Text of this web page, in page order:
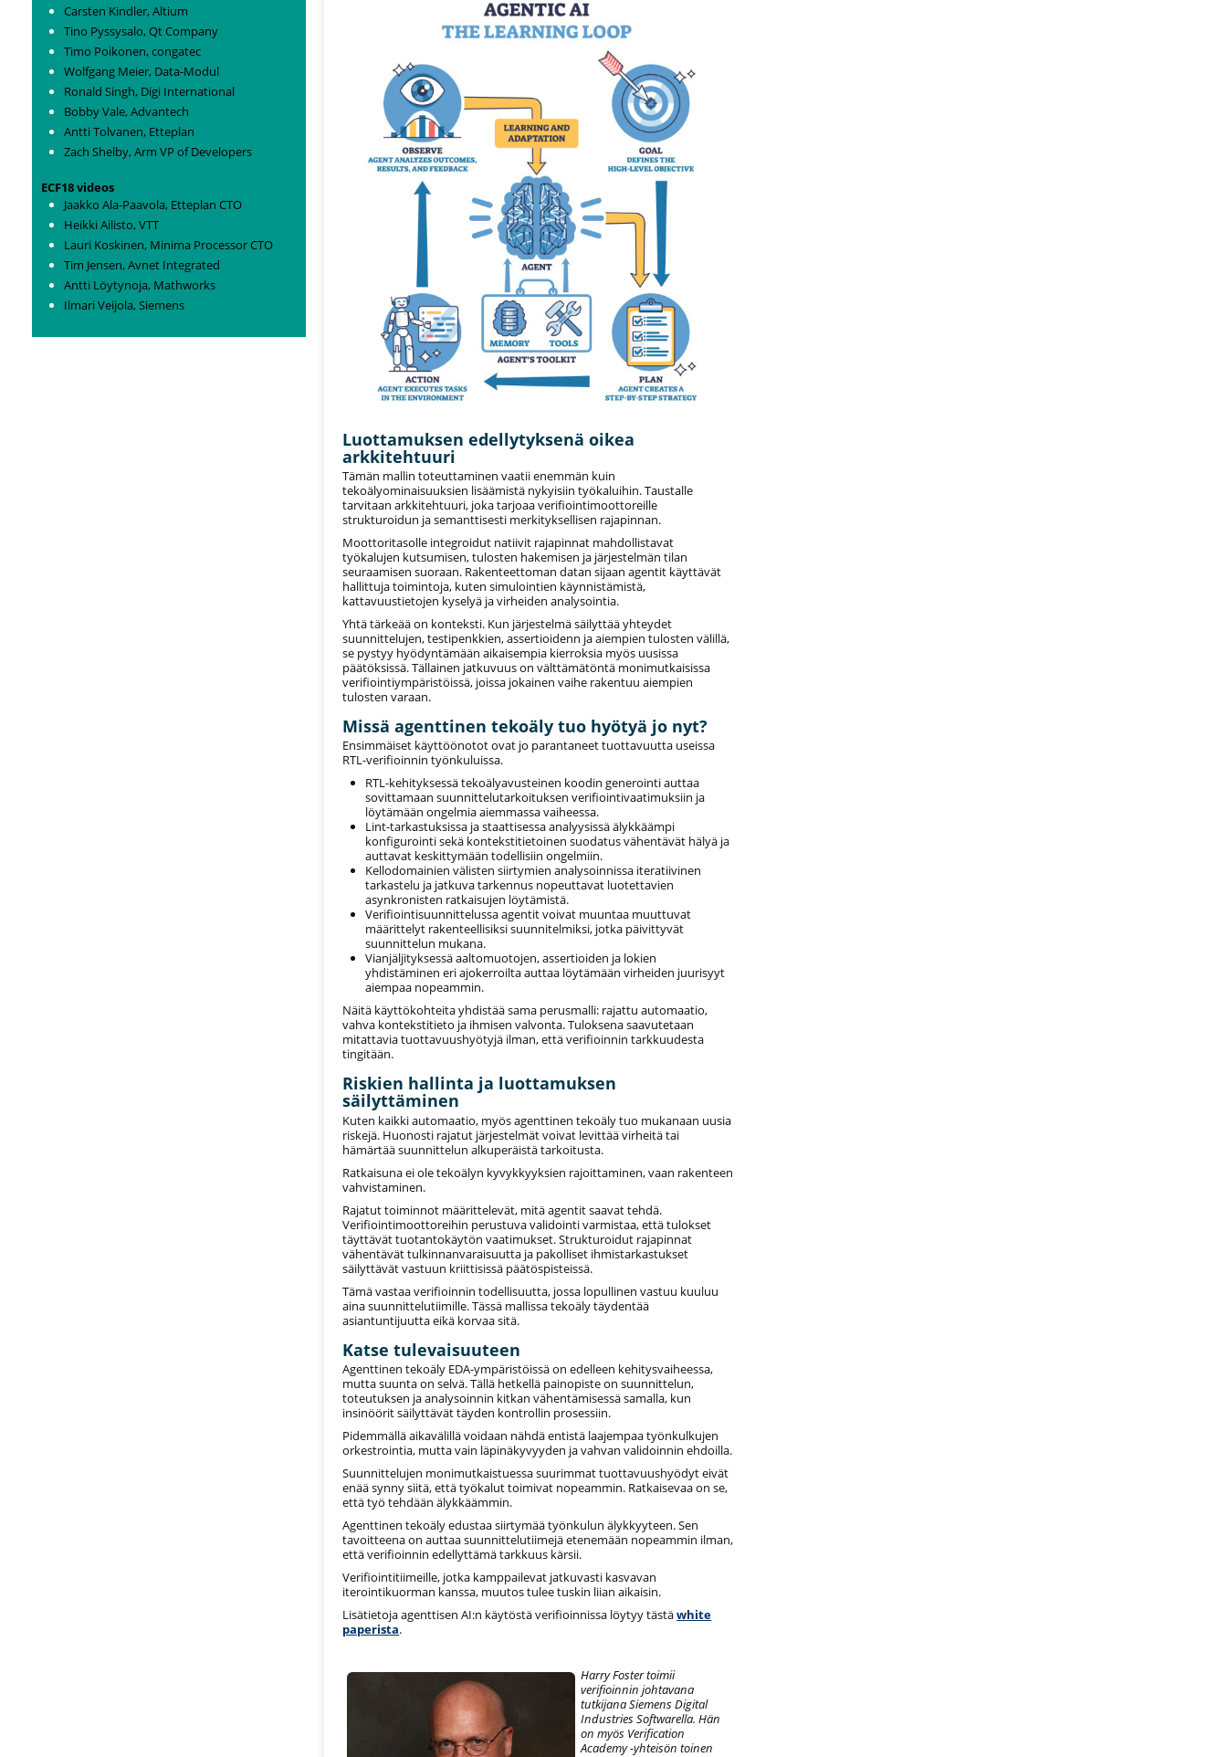
Carsten Kindler, Altium
Tino Pyssysalo, Qt Company
Timo Poikonen, congatec
Wolfgang Meier, Data-Modul
Ronald Singh, Digi International
Bobby Vale, Advantech
Antti Tolvanen, Etteplan
Zach Shelby, Arm VP of Developers
ECF18 videos
Jaakko Ala-Paavola, Etteplan CTO
Heikki Ailisto, VTT
Lauri Koskinen, Minima Processor CTO
Tim Jensen, Avnet Integrated
Antti Löytynoja, Mathworks
Ilmari Veijola, Siemens
Luottamuksen edellytyksenä oikea
arkkitehtuuri
Tämän mallin toteuttaminen vaatii enemmän kuin
tekoälyominaisuuksien lisäämistä nykyisiin työkaluihin. Taustalle
tarvitaan arkkitehtuuri, joka tarjoaa verifiointimoottoreille
strukturoidun ja semanttisesti merkityksellisen rajapinnan.
Moottoritasolle integroidut natiivit rajapinnat mahdollistavat
työkalujen kutsumisen, tulosten hakemisen ja järjestelmän tilan
seuraamisen suoraan. Rakenteettoman datan sijaan agentit käyttävät
hallittuja toimintoja, kuten simulointien käynnistämistä,
kattavuustietojen kyselyä ja virheiden analysointia.
Yhtä tärkeää on konteksti. Kun järjestelmä säilyttää yhteydet
suunnittelujen, testipenkkien, assertioidenn ja aiempien tulosten välillä,
se pystyy hyödyntämään aikaisempia kierroksia myös uusissa
päätöksissä. Tällainen jatkuvuus on välttämätöntä monimutkaisissa
verifiointiympäristöissä, joissa jokainen vaihe rakentuu aiempien
tulosten varaan.
Missä agenttinen tekoäly tuo hyötyä jo nyt?
Ensimmäiset käyttöönotot ovat jo parantaneet tuottavuutta useissa
RTL-verifioinnin työnkuluissa.
RTL-kehityksessä tekoälyavusteinen koodin generointi auttaa
sovittamaan suunnittelutarkoituksen verifiointivaatimuksiin ja
löytämään ongelmia aiemmassa vaiheessa.
Lint-tarkastuksissa ja staattisessa analyysissä älykkäämpi
konfigurointi sekä kontekstitietoinen suodatus vähentävät hälyä ja
auttavat keskittymään todellisiin ongelmiin.
Kellodomainien välisten siirtymien analysoinnissa iteratiivinen
tarkastelu ja jatkuva tarkennus nopeuttavat luotettavien
asynkronisten ratkaisujen löytämistä.
Verifiointisuunnittelussa agentit voivat muuntaa muuttuvat
määrittelyt rakenteellisiksi suunnitelmiksi, jotka päivittyvät
suunnittelun mukana.
Vianjäljityksessä aaltomuotojen, assertioiden ja lokien
yhdistäminen eri ajokerroilta auttaa löytämään virheiden juurisyyt
aiempaa nopeammin.
Näitä käyttökohteita yhdistää sama perusmalli: rajattu automaatio,
vahva kontekstitieto ja ihmisen valvonta. Tuloksena saavutetaan
mitattavia tuottavuushyötyjä ilman, että verifioinnin tarkkuudesta
tingitään.
Riskien hallinta ja luottamuksen
säilyttäminen
Kuten kaikki automaatio, myös agenttinen tekoäly tuo mukanaan uusia
riskejä. Huonosti rajatut järjestelmät voivat levittää virheitä tai
hämärtää suunnittelun alkuperäistä tarkoitusta.
Ratkaisuna ei ole tekoälyn kyvykkyyksien rajoittaminen, vaan rakenteen
vahvistaminen.
Rajatut toiminnot määrittelevät, mitä agentit saavat tehdä.
Verifiointimoottoreihin perustuva validointi varmistaa, että tulokset
täyttävät tuotantokäytön vaatimukset. Strukturoidut rajapinnat
vähentävät tulkinnanvaraisuutta ja pakolliset ihmistarkastukset
säilyttävät vastuun kriittisissä päätöspisteissä.
Tämä vastaa verifioinnin todellisuutta, jossa lopullinen vastuu kuuluu
aina suunnittelutiimille. Tässä mallissa tekoäly täydentää
asiantuntijuutta eikä korvaa sitä.
Katse tulevaisuuteen
Agenttinen tekoäly EDA-ympäristöissä on edelleen kehitysvaiheessa,
mutta suunta on selvä. Tällä hetkellä painopiste on suunnittelun,
toteutuksen ja analysoinnin kitkan vähentämisessä samalla, kun
insinöörit säilyttävät täyden kontrollin prosessiin.
Pidemmällä aikavälillä voidaan nähdä entistä laajempaa työnkulkujen
orkestrointia, mutta vain läpinäkyvyyden ja vahvan validoinnin ehdoilla.
Suunnittelujen monimutkaistuessa suurimmat tuottavuushyödyt eivät
enää synny siitä, että työkalut toimivat nopeammin. Ratkaisevaa on se,
että työ tehdään älykkäämmin.
Agenttinen tekoäly edustaa siirtymää työnkulun älykkyyteen. Sen
tavoitteena on auttaa suunnittelutiimejä etenemään nopeammin ilman,
että verifioinnin edellyttämä tarkkuus kärsii.
Verifiointitiimeille, jotka kamppailevat jatkuvasti kasvavan
iterointikuorman kanssa, muutos tulee tuskin liian aikaisin.
Lisätietoja agenttisen AI:n käytöstä verifioinnissa löytyy tästäwhite
paperista.
Harry Foster toimii
verifioinnin johtavana
tutkijana Siemens Digital
Industries Softwarella. Hän
on myös Verification
Academy -yhteisön toinen